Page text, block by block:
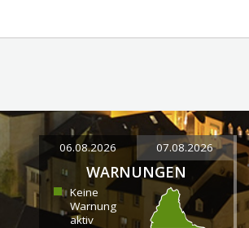
06.08.2026 07.08.2026
WARNUNGEN
Keine
Warnung
aktiv